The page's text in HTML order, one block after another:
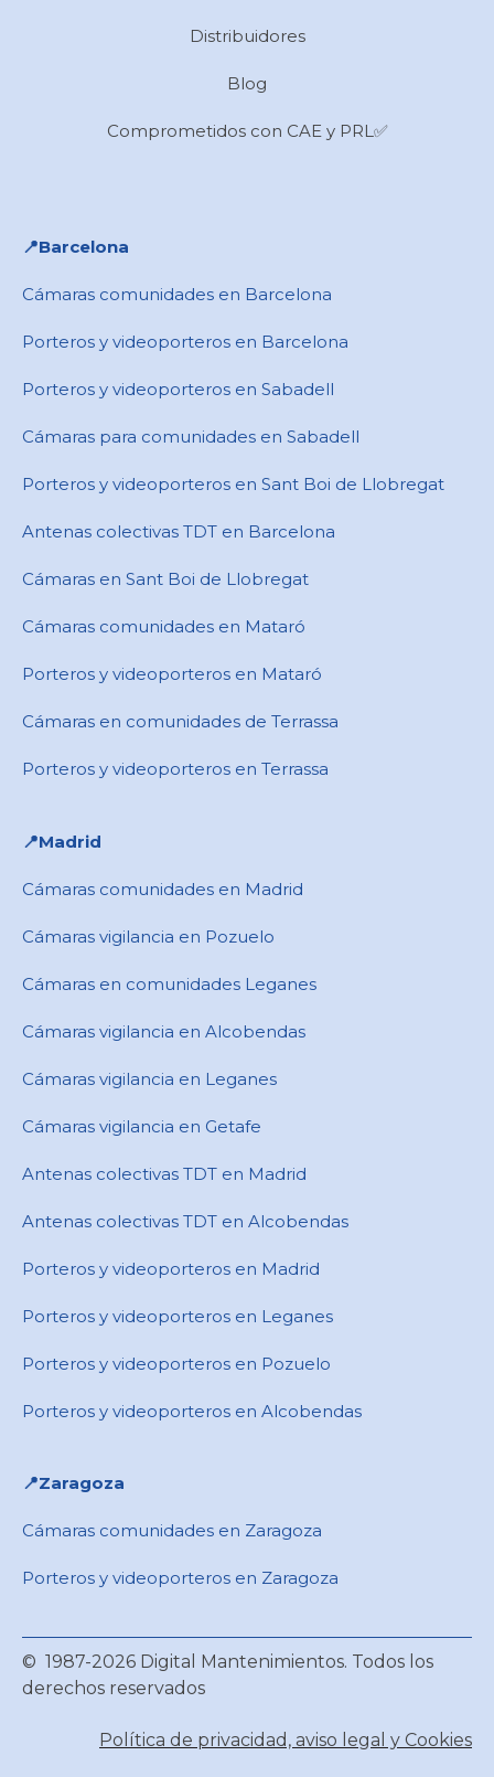
Distribuidores
Blog
Comprometidos con CAE y PRL✅
📍​Barcelona
Cámaras comunidades en Barcelona
Porteros y videoporteros en Barcelona
Porteros y videoporteros en Sabadell
Cámaras para comunidades en ​Sabadell
Porteros y videoporteros en ​Sant Boi de Llobregat
Antenas colectivas TDT en Barcelona
Cámaras en ​Sant Boi de Llobregat
Cámaras comunidades en Mataró
Porteros y videoporteros en Mataró
Cámaras en comunidades de Terrassa
Porteros y videoporteros en Terrassa
📍​Madrid
Cámaras comunidades en Madrid
Cámaras vigilancia en Pozuelo
Cámaras en comunidades Leganes
Cámaras vigilancia en Alcobendas
Cámaras vigilancia en Leganes
Cámaras vigilancia en Getafe
Antenas colectivas TDT en Madrid
Antenas colectivas TDT en Alcobendas
Porteros y videoporteros en Madrid
Porteros y videoporteros en Leganes
Porteros y videoporteros en Pozuelo
Porteros y videoporteros en Alcobendas
📍Zaragoza
Cámaras comunidades en Zaragoza
Porteros y videoporteros en Zaragoza
© 1987-2026 Digital Mantenimientos. Todos los
derechos reservados
Política de privacidad, aviso legal y Cookies